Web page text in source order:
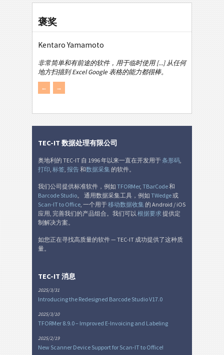
褒奖
Kentaro Yamamoto
非常简单和有前途的软件，用于临时使用 [...] 从任何
地方扫描到 Excel Google 表格的能力都很棒。
← →
TEC-IT 数据处理有限公司
奥地利的 TEC-IT 自 1996 年以来一直在开发用于条形码,
打印, 标签, 报告和数据采集的软件。
我们公司提供标准软件，例如 TFORMer, TBarCode和
Barcode Studio。 通用数据采集工具，例如 TWedge或
Scan-IT to Office, 一个用于移动数据收集的 Android / iOS
应用, 完善我们的产品组合。我们可以 根据要求 提供定
制解决方案。
如您正在寻找高质量的软件 — TEC-IT 成功提供了这种质
量。
TEC-IT 消息
2025/3/31
Introducing the Redesigned Barcode Studio V17.0
2025/3/10
TFORMer 8.9.0 – Improved E-Invoicing and Labeling
2025/2/19
New Scanner Device Support for Scan-IT to Office!